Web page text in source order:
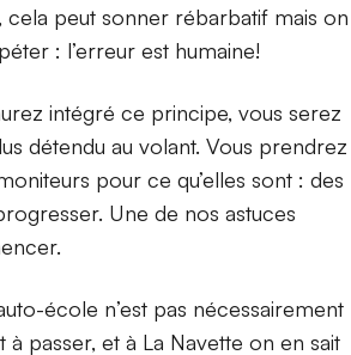
cela peut sonner rébarbatif mais on
: l’erreur est humaine!
intégré ce principe, vous serez
détendu au volant. Vous prendrez
pour ce qu’elles sont : des
Une de nos astuces
école n’est pas nécessairement
à passer, et à La Navette on en sait